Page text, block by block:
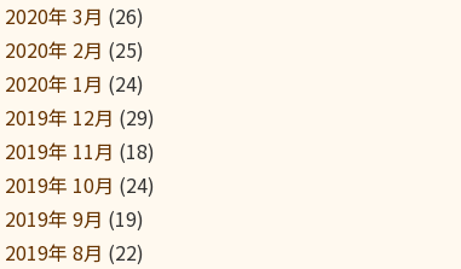
2020年 3月 (26)
2020年 2月 (25)
2020年 1月 (24)
2019年 12月 (29)
2019年 11月 (18)
2019年 10月 (24)
2019年 9月 (19)
2019年 8月 (22)